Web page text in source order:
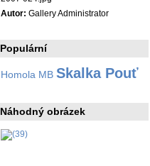
Autor: Gallery Administrator
Populární
Homola MB Skalka Pouť
Náhodný obrázek